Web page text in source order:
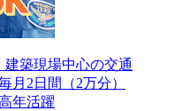
築現場中心の交通
月2日間（2万分）
年活躍